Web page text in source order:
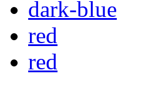
dark-blue
red
red